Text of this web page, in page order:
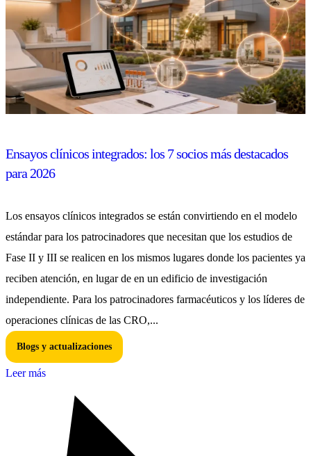
Ensayos clínicos integrados: los 7 socios más destacados
para 2026
Los ensayos clínicos integrados se están convirtiendo en el modelo
estándar para los patrocinadores que necesitan que los estudios de
Fase II y III se realicen en los mismos lugares donde los pacientes ya
reciben atención, en lugar de en un edificio de investigación
independiente. Para los patrocinadores farmacéuticos y los líderes de
operaciones clínicas de las CRO,...
Blogs y actualizaciones
Leer más